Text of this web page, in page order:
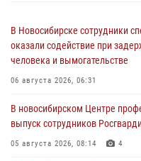
В Новосибирске сотрудники
оказали содействие при
человека и вымогательстве
06 августа 2026, 06:31
В новосибирском Центре
выпуск сотрудников
05 августа 2026, 08:14 4